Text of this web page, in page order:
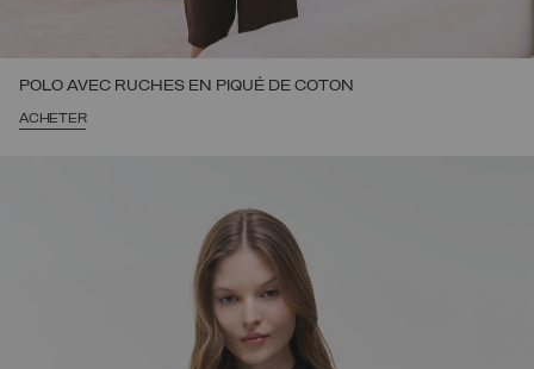
POLO AVEC RUCHES EN PIQUÉ DE COTON
ACHETER